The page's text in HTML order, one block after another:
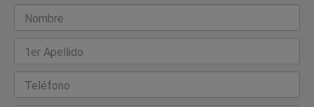
Nombre
1er Apellido
Teléfono